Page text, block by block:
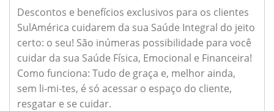
Descontos e benefícios exclusivos para os clientes
SulAmérica cuidarem da sua Saúde Integral do jeito
certo: o seu! São inúmeras possibilidade para você
cuidar da sua Saúde Física, Emocional e Financeira!
Como funciona: Tudo de graça e, melhor ainda,
sem li-mi-tes, é só acessar o espaço do cliente,
resgatar e se cuidar.